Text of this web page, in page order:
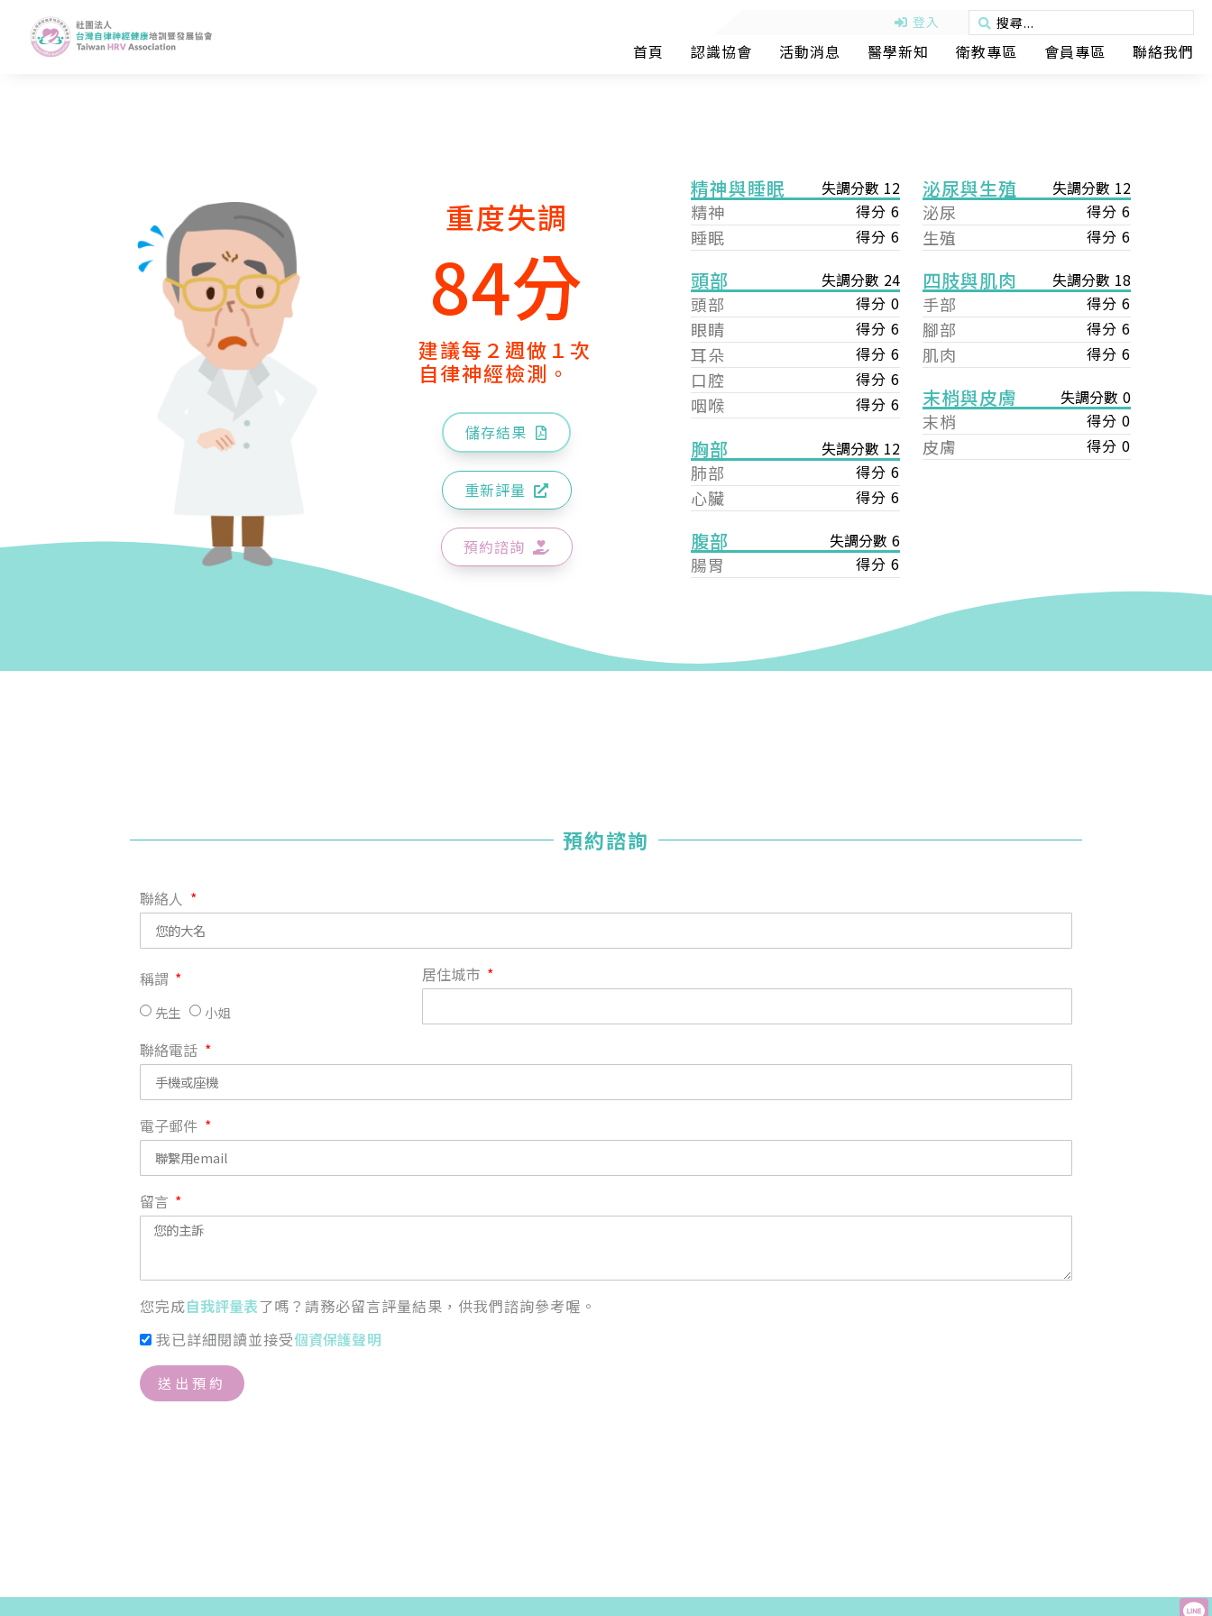
登入
首頁 認識協會 活動消息 醫學新知 衛教專區 會員專區 聯絡我們
重度失調
84分
建議每２週做１次
自律神經檢測。
儲存結果
重新評量
預約諮詢
精神與睡眠 失調分數 12
精神 得分 6
睡眠 得分 6
頭部 失調分數 24
頭部 得分 0
眼睛 得分 6
耳朵 得分 6
口腔 得分 6
咽喉 得分 6
胸部 失調分數 12
肺部 得分 6
心臟 得分 6
腹部 失調分數 6
腸胃 得分 6
泌尿與生殖 失調分數 12
泌尿 得分 6
生殖 得分 6
四肢與肌肉 失調分數 18
手部 得分 6
腳部 得分 6
肌肉 得分 6
末梢與皮膚 失調分數 0
末梢 得分 0
皮膚 得分 0
預約諮詢
聯絡人
稱謂
先生 小姐
居住城市
聯絡電話
電子郵件
留言
您完成自我評量表了嗎？請務必留言評量結果，供我們諮詢參考喔。
我已詳細閱讀並接受個資保護聲明
送出預約
您好，您的會員申請，已成功送出，經本協會理事會審核
【會費】
入會費新臺幣1200元，於會員入會時繳納；常年會費1200
元，於每年度繳納。
戶名: 社團法人台灣自律神經健康培訓暨發展協會